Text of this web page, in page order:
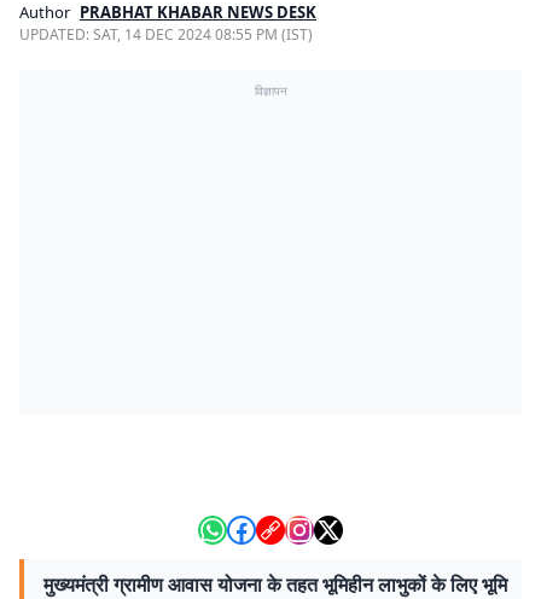
Author PRABHAT KHABAR NEWS DESK
UPDATED:SAT, 14 DEC 2024 08:55 PM (IST)
विज्ञापन
मुख्यमंत्री ग्रामीण आवास योजना के तहत भूमिहीन लाभुकों के लिए भूमि